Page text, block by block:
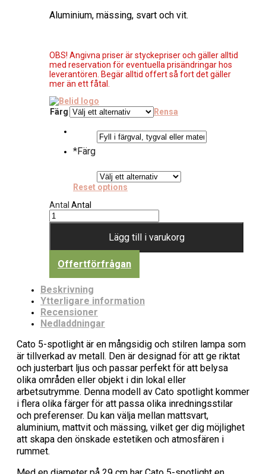
Aluminium, mässing, svart och vit.
OBS! Angivna priser är styckepriser och gäller alltid
med reservation för eventuella prisändringar hos
leverantören. Begär alltid offert så fort det gäller
mer än ett fåtal.
Färg Rensa
*Färg
Reset options
Antal Antal
Lägg till i varukorg
Offertförfrågan
Beskrivning
Ytterligare information
Recensioner
Nedladdningar
Cato 5-spotlight är en mångsidig och stilren lampa som
är tillverkad av metall. Den är designad för att ge riktat
och justerbart ljus och passar perfekt för att belysa
olika områden eller objekt i din lokal eller
arbetsutrymme. Denna modell av Cato spotlight kommer
i flera olika färger för att passa olika inredningsstilar
och preferenser. Du kan välja mellan mattsvart,
aluminium, mattvit och mässing, vilket ger dig möjlighet
att skapa den önskade estetiken och atmosfären i
rummet.